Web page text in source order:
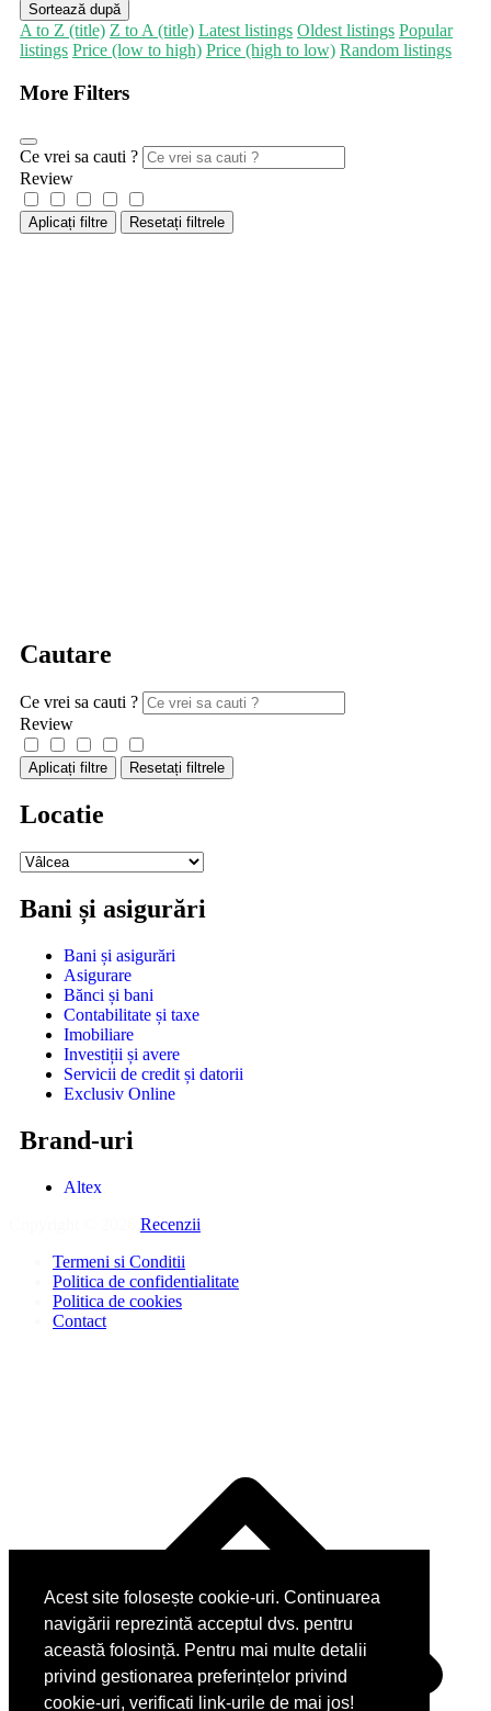
Acest site folosește cookie-uri. Continuarea
navigării reprezintă acceptul dvs. pentru
această folosință. Pentru mai multe detalii
privind gestionarea preferințelor privind
cookie-uri, verificati link-urile de mai jos!
Sortează după
A to Z (title) Z to A (title) Latest listings Oldest listings Popular
listings Price (low to high) Price (high to low) Random listings
More Filters
Ce vrei sa cauti ?
Review
Aplicați filtre Resetați filtrele
Cautare
Ce vrei sa cauti ?
Review
Aplicați filtre Resetați filtrele
Locatie
Bani și asigurări
Bani și asigurări
Asigurare
Bănci și bani
Contabilitate și taxe
Imobiliare
Investiții și avere
Servicii de credit și datorii
Exclusiv Online
Brand-uri
Altex
Recenzii
Termeni si Conditii
Politica de confidentialitate
Politica de cookies
Contact